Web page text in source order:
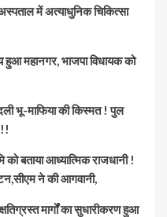
में अत्याधुनिक चिकित्सा
महानगर, भाजपा विधायक को
भू-माफिया की किस्मत ! पुल
!!
बताया आध्यात्मिक राजधानी !
ने की आगवानी,
मार्गों का सुधारीकरण हुआ